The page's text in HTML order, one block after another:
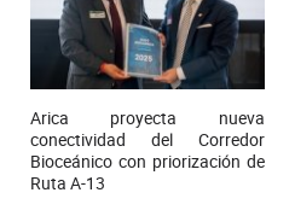
Arica proyecta nueva
conectividad del Corredor
Bioceánico con priorización de
Ruta A-13